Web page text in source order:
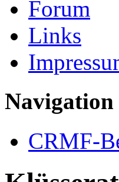
Forum
Links
Navigation
CRMF-